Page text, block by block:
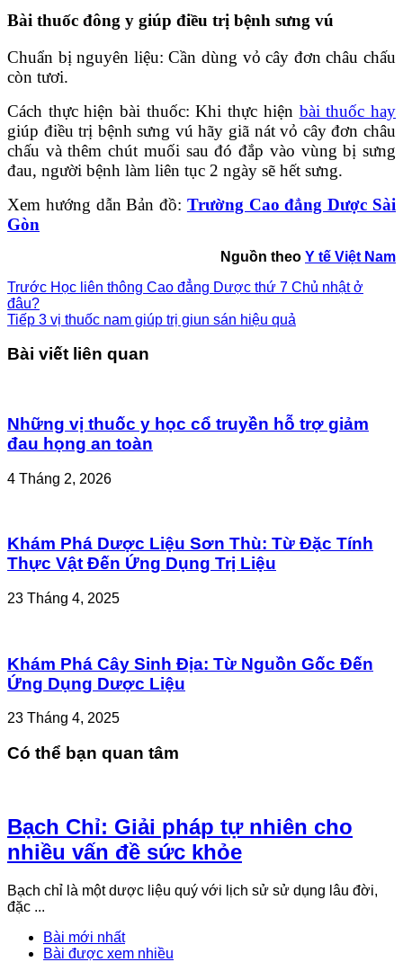
Bài thuốc đông y giúp điều trị bệnh sưng vú
Chuẩn bị nguyên liệu: Cần dùng vỏ cây đơn châu chấu
còn tươi.
Cách thực hiện bài thuốc: Khi thực hiện bài thuốc hay
giúp điều trị bệnh sưng vú hãy giã nát vỏ cây đơn châu
chấu và thêm chút muối sau đó đắp vào vùng bị sưng
đau, người bệnh làm liên tục 2 ngày sẽ hết sưng.
Xem hướng dẫn Bản đồ: Trường Cao đẳng Dược Sài
Gòn
Nguồn theo Y tế Việt Nam
Trước Học liên thông Cao đẳng Dược thứ 7 Chủ nhật ở
đâu?
Tiếp 3 vị thuốc nam giúp trị giun sán hiệu quả
Bài viết liên quan
Những vị thuốc y học cổ truyền hỗ trợ giảm
đau họng an toàn
4 Tháng 2, 2026
Khám Phá Dược Liệu Sơn Thù: Từ Đặc Tính
Thực Vật Đến Ứng Dụng Trị Liệu
23 Tháng 4, 2025
Khám Phá Cây Sinh Địa: Từ Nguồn Gốc Đến
Ứng Dụng Dược Liệu
23 Tháng 4, 2025
Có thể bạn quan tâm
Bạch Chỉ: Giải pháp tự nhiên cho
nhiều vấn đề sức khỏe
Bạch chỉ là một dược liệu quý với lịch sử sử dụng lâu đời,
đặc ...
Bài mới nhất
Bài được xem nhiều